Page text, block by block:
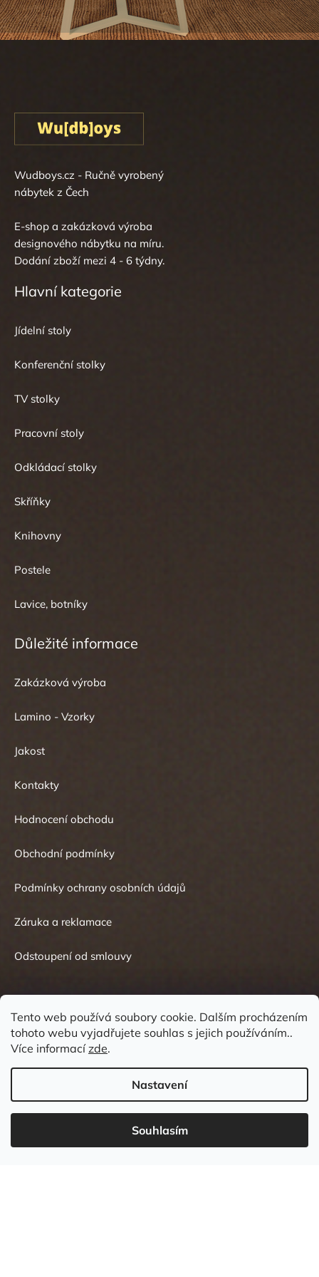
Tento web používá soubory cookie. Dalším procházením
tohoto webu vyjadřujete souhlas s jejich používáním..
Více informacízde.
Nastavení
Souhlasím
Wudboys.cz - Ručně vyrobený
nábytek z Čech
E-shop a zakázková výroba
designového nábytku na míru.
Dodání zboží mezi 4 - 6 týdny.
Hlavní kategorie
Jídelní stoly
Konferenční stolky
TV stolky
Pracovní stoly
Odkládací stolky
Skříňky
Knihovny
Postele
Lavice, botníky
Důležité informace
Zakázková výroba
Lamino - Vzorky
Jakost
Kontakty
Hodnocení obchodu
Obchodní podmínky
Podmínky ochrany osobních údajů
Záruka a reklamace
Odstoupení od smlouvy
Kontakt